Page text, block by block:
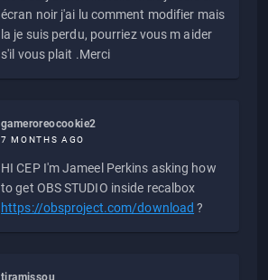
écran noir j'ai lu comment modifier mais
la je suis perdu, pourriez vous m aider
s'il vous plait .Merci
gameroreocookie2
7 MONTHS AGO
HI CEP I'm Jameel Perkins asking how
to get OBS STUDIO inside recalbox
https://obsproject.com/download ?